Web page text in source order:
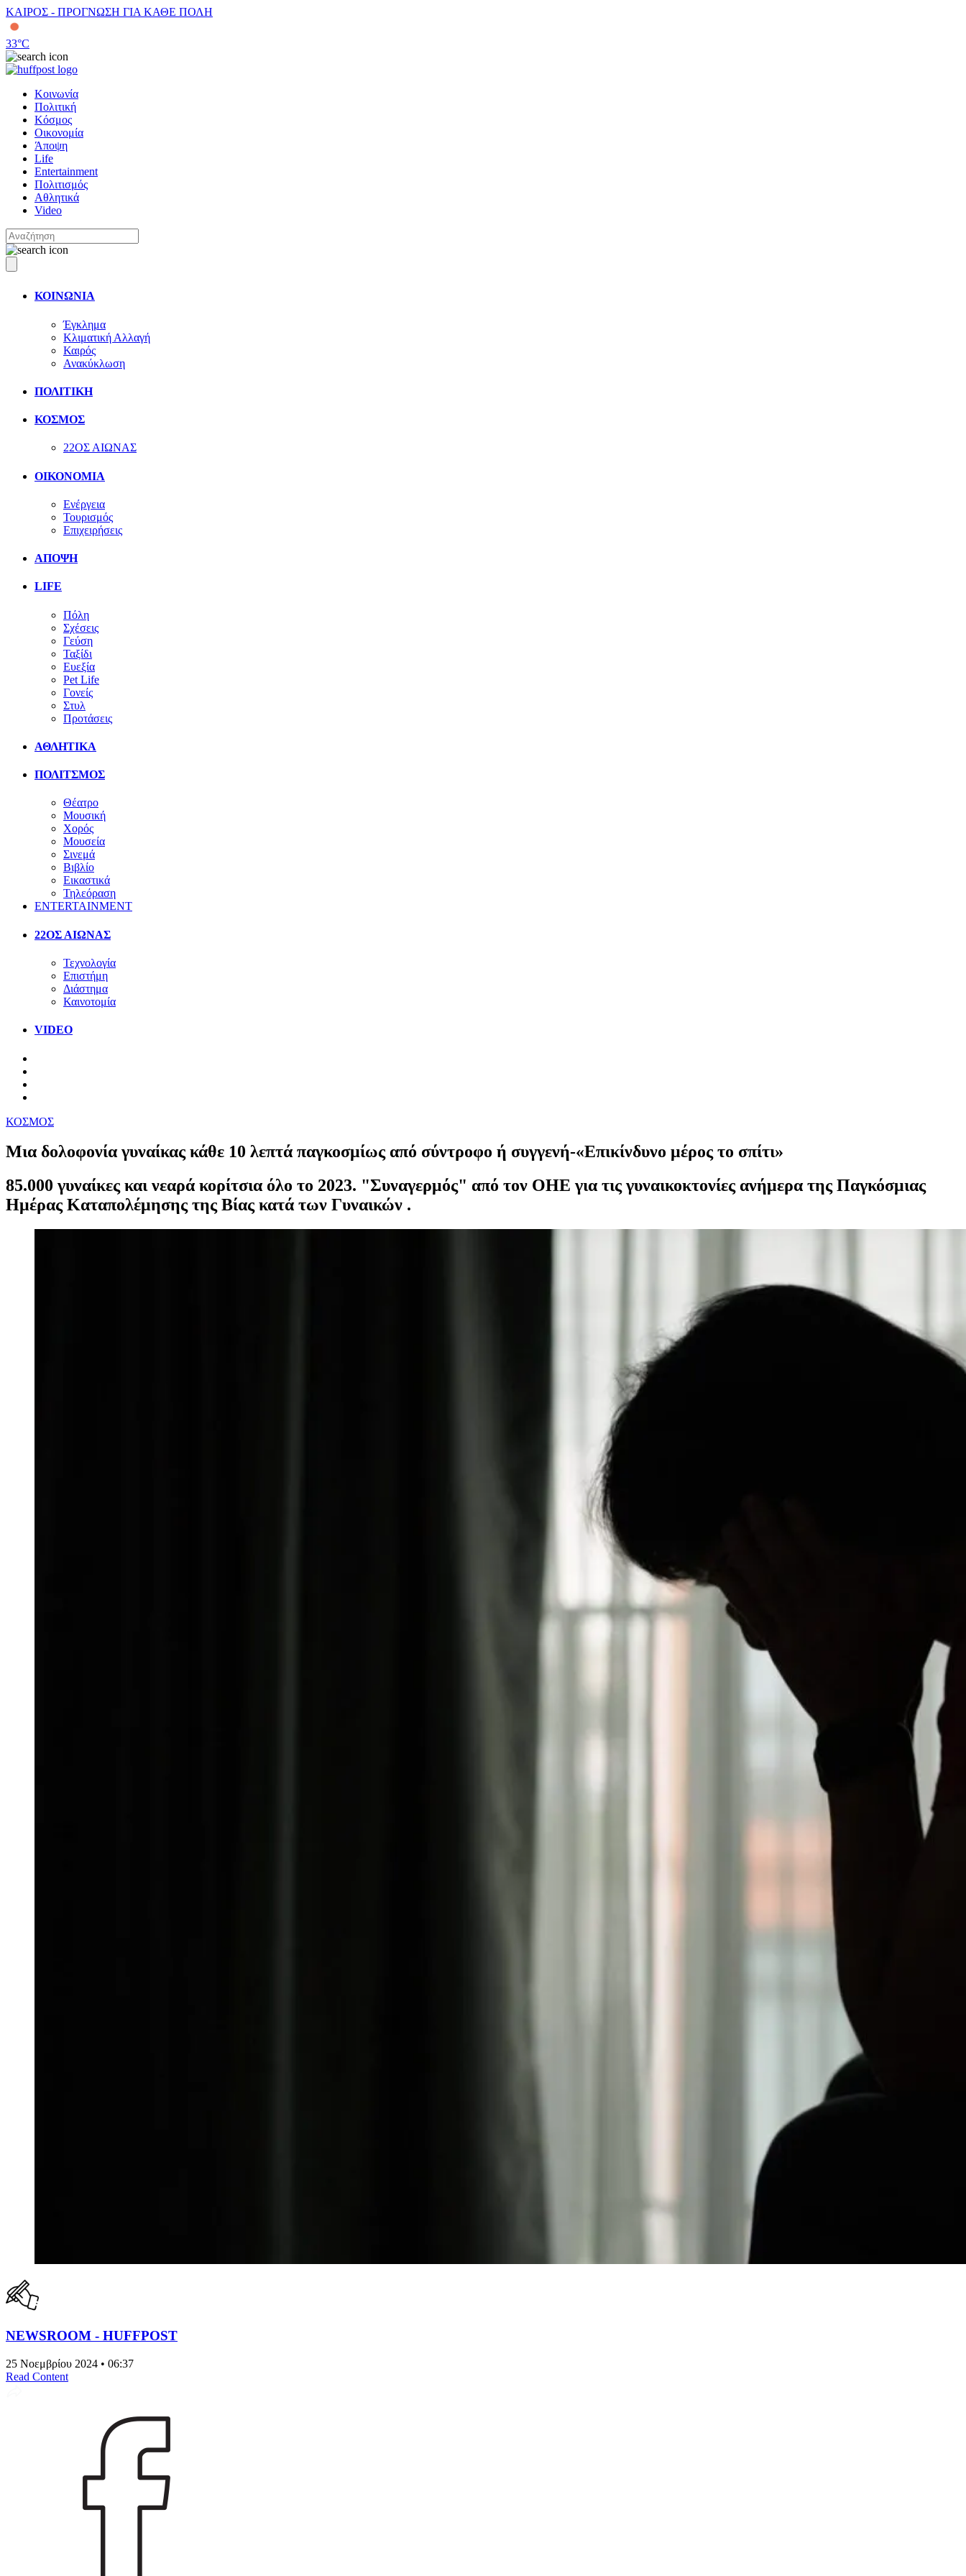
ΚΑΙΡΟΣ - ΠΡΟΓΝΩΣΗ ΓΙΑ ΚΑΘΕ ΠΟΛΗ
33°C
Κοινωνία
Πολιτική
Κόσμος
Οικονομία
Άποψη
Life
Entertainment
Πολιτισμός
Αθλητικά
Video
ΚΟΙΝΩΝΙΑ
Έγκλημα
Κλιματική Αλλαγή
Καιρός
Ανακύκλωση
ΠΟΛΙΤΙΚΗ
ΚΟΣΜΟΣ
22ΟΣ ΑΙΩΝΑΣ
ΟΙΚΟΝΟΜΙΑ
Ενέργεια
Τουρισμός
Επιχειρήσεις
ΑΠΟΨΗ
LIFE
Πόλη
Σχέσεις
Γεύση
Ταξίδι
Ευεξία
Pet Life
Γονείς
Στυλ
Προτάσεις
ΑΘΛΗΤΙΚΑ
ΠΟΛΙΤΣΜΟΣ
Θέατρο
Μουσική
Χορός
Μουσεία
Σινεμά
Βιβλίο
Εικαστικά
Τηλεόραση
ENTERTAINMENT
22ΟΣ ΑΙΩΝΑΣ
Τεχνολογία
Επιστήμη
Διάστημα
Καινοτομία
VIDEO
ΚΟΣΜΟΣ
Μια δολοφονία γυναίκας κάθε 10 λεπτά παγκοσμίως από σύντροφο ή συγγενή-«Επικίνδυνο μέρος το σπίτι»
85.000 γυναίκες και νεαρά κορίτσια όλο το 2023. "Συναγερμός" από τον ΟΗΕ για τις γυναικοκτονίες ανήμερα της Παγκόσμιας
Ημέρας Καταπολέμησης της Βίας κατά των Γυναικών .
NEWSROOM - HUFFPOST
25 Νοεμβρίου 2024 • 06:37
Read Content